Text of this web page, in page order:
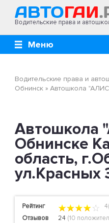
Водительские права и
Меню
Водительские права и
Обнинск » Автошкола
Автошкола
Обнинске
область,
ул.Красных
Рейтинг
Отзывов
24 (10